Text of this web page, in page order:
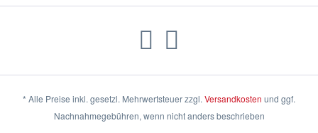
* Alle Preise inkl. gesetzl. Mehrwertsteuer zzgl. Versandkosten und ggf.
Nachnahmegebühren, wenn nicht anders beschrieben